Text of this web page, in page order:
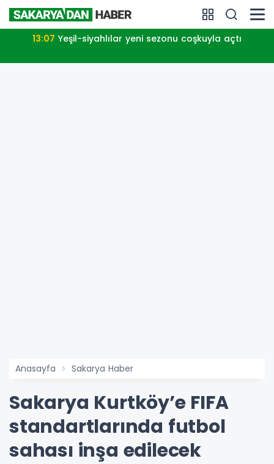
13:07 Yeşil-siyahlılar yeni sezonu coşkuyla açtı
Anasayfa Sakarya Haber
Sakarya Kurtköy’e FIFA
standartlarında futbol
sahası inşa edilecek